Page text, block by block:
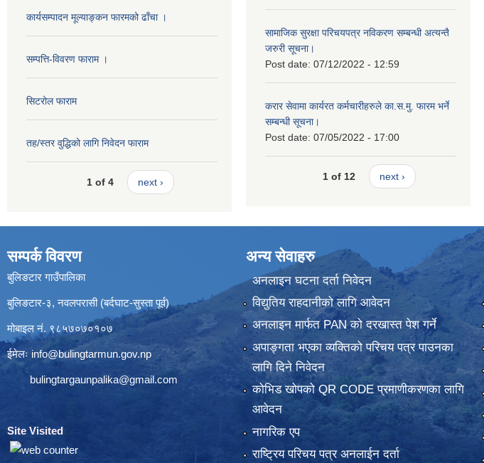
कार्यसम्पादन मूल्याङ्कन फारमको ढाँचा ।
सम्पत्ति-विवरण फाराम ।
सिटरोल फाराम
तह/स्तर वुद्धिको लागि निवेदन फाराम
1 of 4 next ›
सामाजिक सुरक्षा परिचयपत्र नविकरण सम्बन्धी अत्यन्तै
जरुरी सूचना।
Post date: 07/12/2022 - 12:59
करार सेवामा कार्यरत कर्मचारीहरुले का.स.मु. फारम भर्ने
सम्बन्धी सूचना।
Post date: 07/05/2022 - 17:00
1 of 12 next ›
सम्पर्क विवरण
बुलिङटार गाउँपालिका
बुलिङटार-३, नवलपरासी (बर्दघाट-सुस्ता पूर्व)
मोबाइल नं. ९८५७०७०१०७
ईमेलः info@bulingtarmun.gov.np
bulingtargaunpalika@gmail.com
Site Visited:
अन्य सेवाहरु
अनलाइन घटना दर्ता निवेदन
विद्युतिय राहदानीको लागि आवेदन
अनलाइन मार्फत PAN को दरखास्त पेश गर्ने
अपाङ्गता भएका व्यक्तिको परिचय पत्र पाउनका
लागि दिने निवेदन
कोभिड खोपको QR CODE प्रमाणीकरणका लागि
आवेदन
नागरिक एप
राष्ट्रिय परिचय पत्र अनलाईन दर्ता